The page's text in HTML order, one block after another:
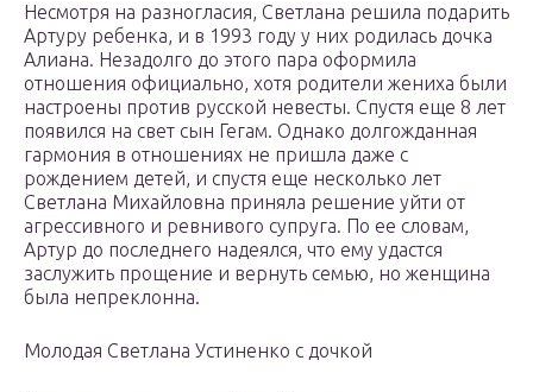
Несмотря на разногласия, Светлана решила подарить
Артуру ребенка, и в 1993 году у них родилась дочка
Алиана. Незадолго до этого пара оформила
отношения официально, хотя родители жениха были
настроены против русской невесты. Спустя еще 8 лет
появился на свет сын Гегам. Однако долгожданная
гармония в отношениях не пришла даже с
рождением детей, и спустя еще несколько лет
Светлана Михайловна приняла решение уйти от
агрессивного и ревнивого супруга. По ее словам,
Артур до последнего надеялся, что ему удастся
заслужить прощение и вернуть семью, но женщина
была непреклонна.
Молодая Светлана Устиненко с дочкой